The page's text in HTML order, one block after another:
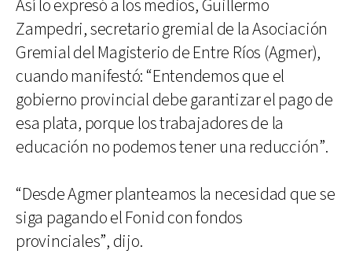
Así lo expresó a los medios, Guillermo
Zampedri, secretario gremial de la Asociación
Gremial del Magisterio de Entre Ríos (Agmer),
cuando manifestó: “Entendemos que el
gobierno provincial debe garantizar el pago de
esa plata, porque los trabajadores de la
educación no podemos tener una reducción”.
“Desde Agmer planteamos la necesidad que se
siga pagando el Fonid con fondos
provinciales”, dijo.